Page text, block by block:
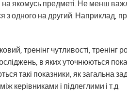
на якомусь пред­меті. Не менш
з одного на другий. Наприклад,
тренінг чутливості, тренінг
в яких уточнюються
такі показники, як загальна
керівниками і підлеглими і т.д.